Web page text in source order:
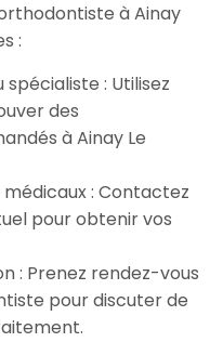
à Ainay
:
: Utilisez
des
à Ainay Le
: Contactez
pour obtenir vos
: Prenez rendez-vous
pour discuter de